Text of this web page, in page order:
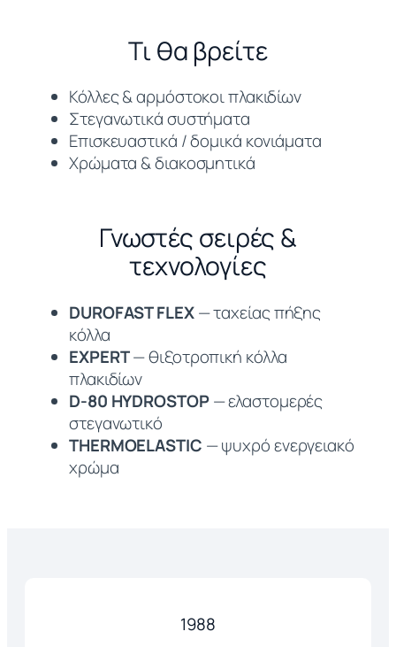
Τι θα βρείτε
Κόλλες & αρμόστοκοι πλακιδίων
Στεγανωτικά συστήματα
Επισκευαστικά / δομικά κονιάματα
Χρώματα & διακοσμητικά
Γνωστές σειρές &
τεχνολογίες
DUROFAST FLEX— ταχείας πήξης
κόλλα
EXPERT— θιξοτροπική κόλλα
πλακιδίων
D-80 HYDROSTOP— ελαστομερές
στεγανωτικό
THERMOELASTIC — ψυχρό ενεργειακό
χρώμα
1988